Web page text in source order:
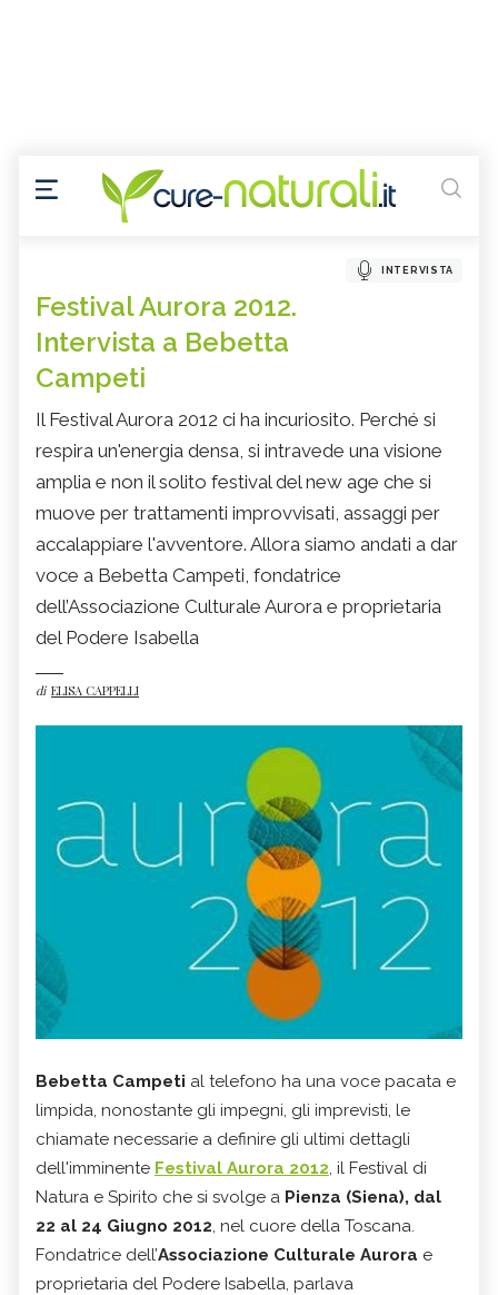
INTERVISTA
Festival Aurora 2012.
Intervista a Bebetta
Campeti
Il Festival Aurora 2012 ci ha incuriosito. Perché si
respira un'energia densa, si intravede una visione
amplia e non il solito festival del new age che si
muove per trattamenti improvvisati, assaggi per
accalappiare l'avventore. Allora siamo andati a dar
voce a Bebetta Campeti, fondatrice
dell’Associazione Culturale Aurora e proprietaria
del Podere Isabella
di ELISA CAPPELLI
Bebetta Campeti al telefono ha una voce pacata e
limpida, nonostante gli impegni, gli imprevisti, le
chiamate necessarie a definire gli ultimi dettagli
dell'imminente Festival Aurora 2012, il Festival di
Natura e Spirito che si svolge a Pienza (Siena), dal
22 al 24 Giugno 2012, nel cuore della Toscana.
Fondatrice dell’Associazione Culturale Aurora e
proprietaria del Podere Isabella, parlava